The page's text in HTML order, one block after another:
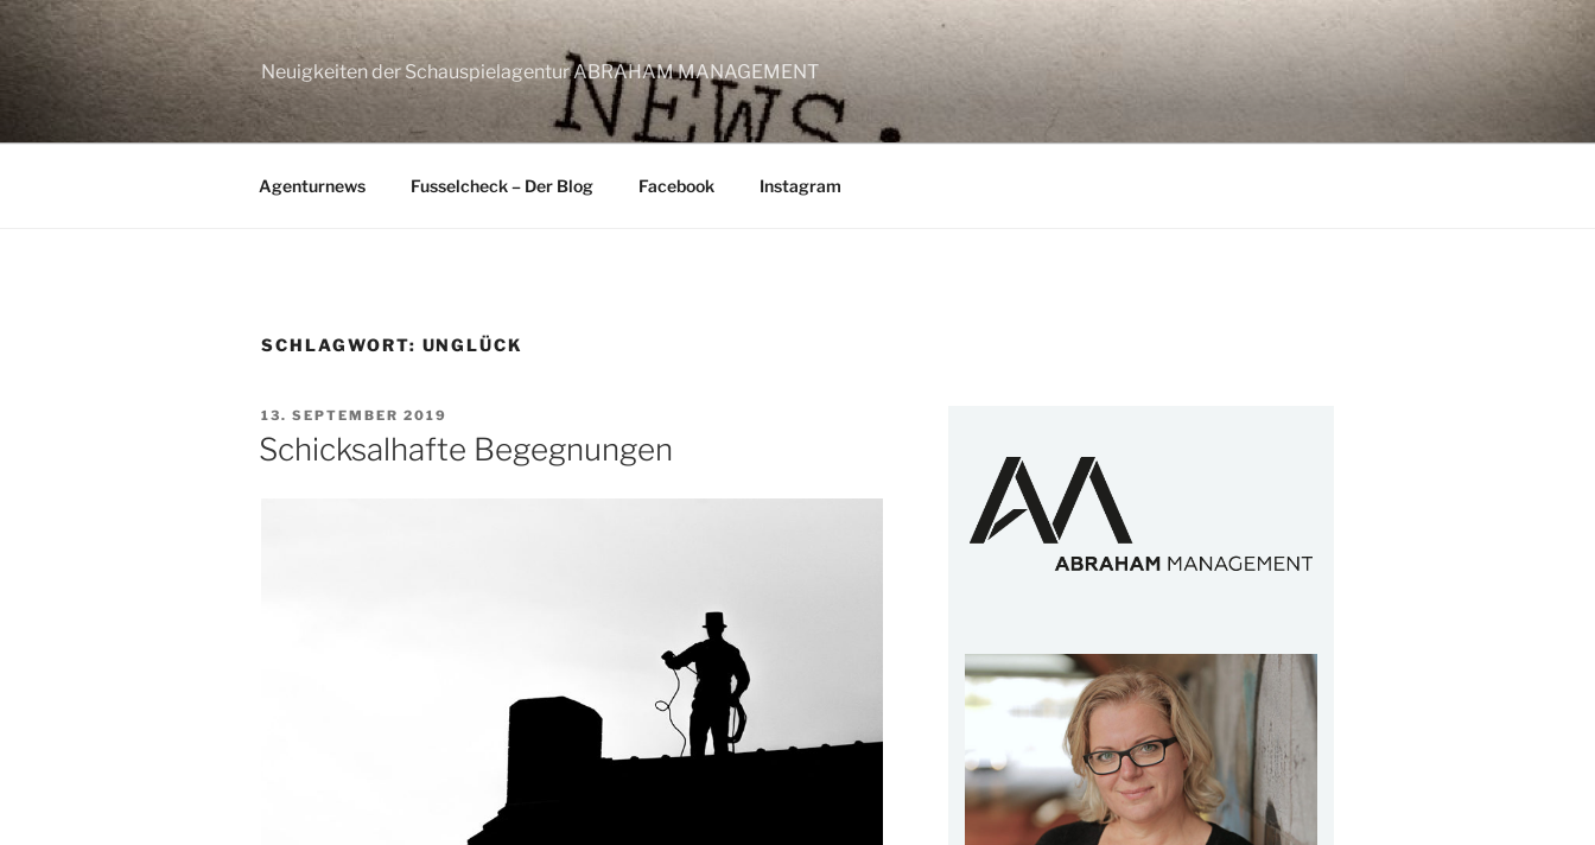
Zum
Inhalt
springen
Neuigkeiten der Schauspielagentur ABRAHAM MANAGEMENT
Agenturnews Fusselcheck – Der Blog Facebook Instagram
SCHLAGWORT: UNGLÜCK
VERÖFFENTLICHT
AM
13. SEPTEMBER 2019
Schicksalhafte Begegnungen